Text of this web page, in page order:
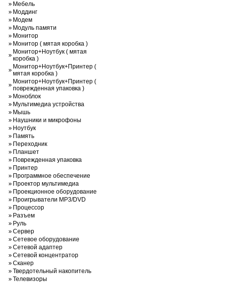
» Мебель
» Моддинг
» Модем
» Модуль памяти
» Монитор
» Монитор ( мятая коробка )
» Монитор+Ноутбук ( мятая
коробка )
» Монитор+Ноутбук+Принтер (
мятая коробка )
» Монитор+Ноутбук+Принтер (
поврежденная упаковка )
» Моноблок
» Мультимедиа устройства
» Мышь
» Наушники и микрофоны
» Ноутбук
» Память
» Переходник
» Планшет
» Поврежденная упаковка
» Принтер
» Программное обеспечение
» Проектор мультимедиа
» Проекционное оборудование
» Проигрыватели MP3/DVD
» Процессор
» Разъем
» Руль
»Сервер
»Сетевое оборудование
»Сетевой адаптер
»Сетевой концентратор
»Сканер
»Твердотельный накопитель
»Телевизоры